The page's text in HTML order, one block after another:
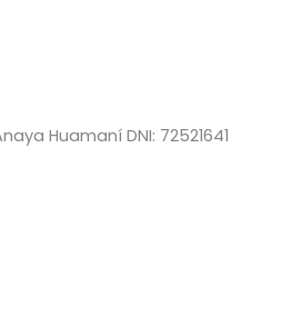
Huamaní DNI: 72521641